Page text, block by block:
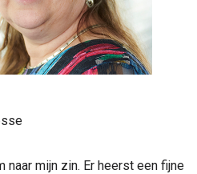
naar mijn zin. Er heerst een fijne